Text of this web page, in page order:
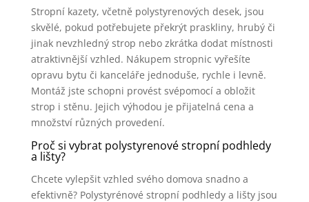
Stropní kazety, včetně polystyrenových desek, jsou
skvělé, pokud potřebujete překrýt praskliny, hrubý či
jinak nevzhledný strop nebo zkrátka dodat místnosti
atraktivnější vzhled. Nákupem stropnic vyřešíte
opravu bytu či kanceláře jednoduše, rychle i levně.
Montáž jste schopni provést svépomocí a obložit
strop i stěnu. Jejich výhodou je přijatelná cena a
množství různých provedení.
Proč si vybrat polystyrenové stropní podhledy
a lišty?
Chcete vylepšit vzhled svého domova snadno a
efektivně? Polystyrénové stropní podhledy a lišty jsou